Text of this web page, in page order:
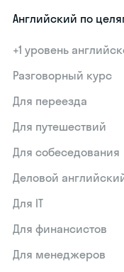
Английский по
+1 уровень
Разговорный курс
Для переезда
Для путешествий
Для собеседования
Деловой
Для IT
Для финансистов
Для менеджеров